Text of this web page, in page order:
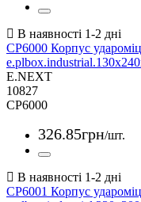
CP6000 Корпус
E.NEXT
10827
CP6000
326.85грн/шт.
CP6001 Корпус